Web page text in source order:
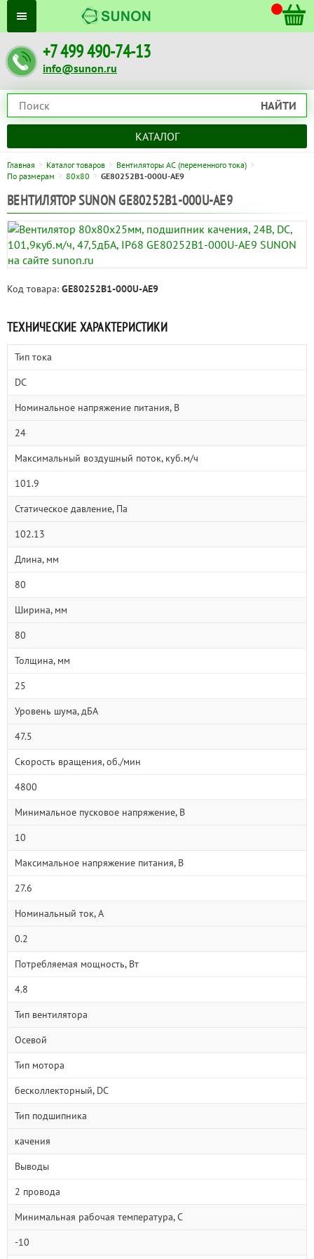
+7 499 490-74-13
info@sunon.ru
НАЙТИ
КАТАЛОГ
Главная Каталог товаров
Вентиляторы AC (переменного тока)
По размерам
80x80 GE80252B1-000U-AE9
ВЕНТИЛЯТОР SUNON GE80252B1-000U-AE9
Код товара: GE80252B1-000U-AE9
ТЕХНИЧЕСКИЕ ХАРАКТЕРИСТИКИ
Тип тока
DC
Номинальное напряжение питания, В
24
Максимальный воздушный поток, куб.м/ч
101.9
Статическое давление, Па
102.13
Длина, мм
80
Ширина, мм
80
Толщина, мм
25
Уровень шума, дБА
47.5
Скорость вращения, об./мин
4800
Минимальное пусковое напряжение, В
10
Максимальное напряжение питания, В
27.6
Номинальный ток, А
0.2
Потребляемая мощность, Вт
4.8
Тип вентилятора
Осевой
Тип мотора
бесколлекторный, DC
Тип подшипника
качения
Выводы
2 провода
Минимальная рабочая температура, С
-10